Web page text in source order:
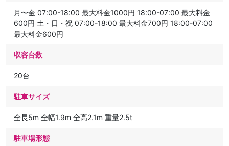
月〜金 07:00-18:00 最大料金1000円 18:00-07:00 最大料金
600円 土・日・祝 07:00-18:00 最大料金700円 18:00-07:00
最大料金600円
収容台数
20台
駐車サイズ
全長5m 全幅1.9m 全高2.1m 重量2.5t
駐車場形態